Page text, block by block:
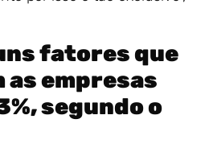
fatores que
empresas
segundo o